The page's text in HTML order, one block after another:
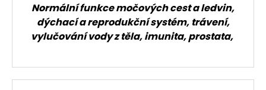
Normální funkce močových cest a ledvin,
dýchací a reprodukční systém, trávení,
vylučování vody z těla, imunita, prostata,